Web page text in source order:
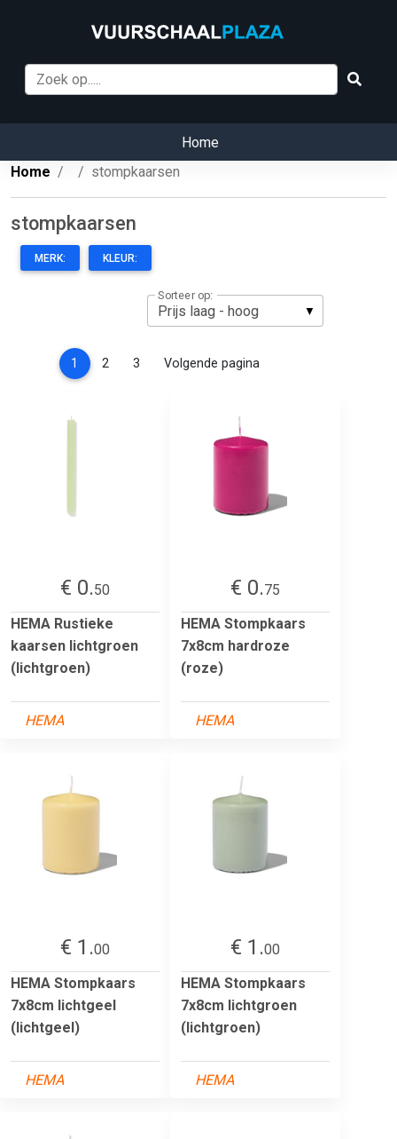
Home
Home
stompkaarsen
stompkaarsen
MERK: KLEUR:
Sorteer op:
1 (current)
2 3 Volgende pagina
€ 0.50
HEMA Rustieke
kaarsen lichtgroen
(lichtgroen)
HEMA
€ 0.75
HEMA Stompkaars
7x8cm hardroze
(roze)
HEMA
€ 1.00
HEMA Stompkaars
7x8cm lichtgeel
(lichtgeel)
HEMA
€ 1.00
HEMA Stompkaars
7x8cm lichtgroen
(lichtgroen)
HEMA